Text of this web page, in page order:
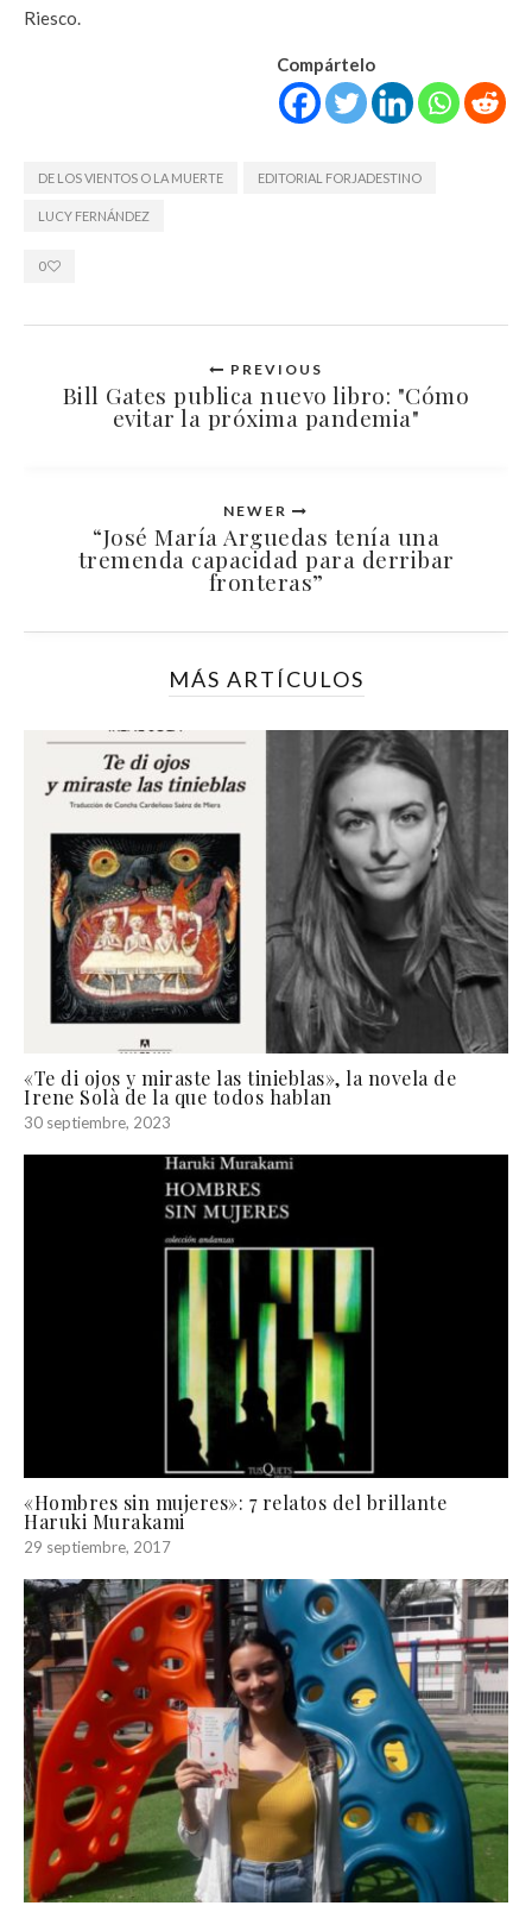
Riesco.
Compártelo
DE LOS VIENTOS O LA MUERTE EDITORIAL FORJADESTINO
LUCY FERNÁNDEZ
0
PREVIOUS
Bill Gates publica nuevo libro: "Cómo
evitar la próxima pandemia"
NEWER
“José María Arguedas tenía una
tremenda capacidad para derribar
fronteras”
MÁS ARTÍCULOS
«Te di ojos y miraste las tinieblas», la novela de
Irene Solà de la que todos hablan
30 septiembre, 2023
«Hombres sin mujeres»: 7 relatos del brillante
Haruki Murakami
29 septiembre, 2017